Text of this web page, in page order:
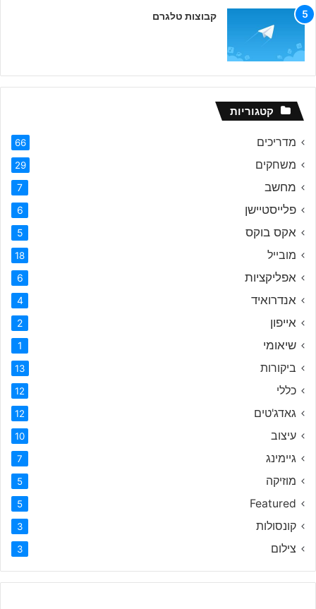
קבוצות טלגרם
קטגוריות
מדריכים 66
משחקים 29
מחשב 7
פלייסטיישן 6
אקס בוקס 5
מובייל 18
אפליקציות 6
אנדרואיד 4
אייפון 2
שיאומי 1
ביקורות 13
כללי 12
גאדג'טים 12
עיצוב 10
גיימינג 7
מוזיקה 5
Featured
5
קונסולות 3
צילום 3